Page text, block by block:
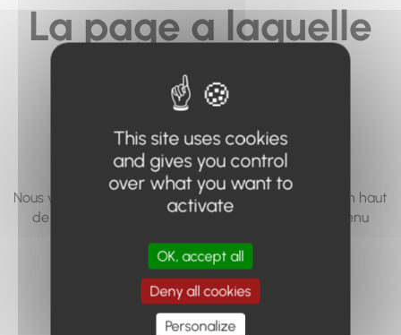
La page a laquelle
vous cherchez à
accéder n'existe
pas... ou plus.
Nous vous invitons à utiliser le moteur de recherche en haut
de page, ou à utiliser le menu pour trouver le contenu
Retour à l'accueil
This site uses cookies
and gives you control
over what you want to
activate
OK, accept all
Deny all cookies
Personalize